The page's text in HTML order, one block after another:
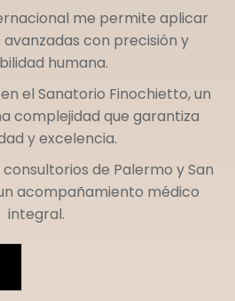
me permite aplicar
con precisión y
humana.
el Sanatorio Finochietto, un
complejidad que garantiza
y excelencia.
de Palermo ySan
acompañamiento médico
integral.